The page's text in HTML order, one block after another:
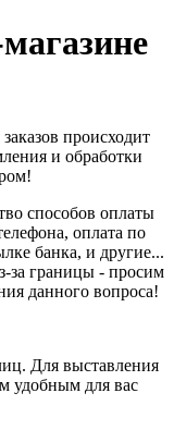
происходит
и обработки
способов оплаты
оплата по
банка, и другие...
за границы - просим
данного вопроса!
Для выставления
удобным для вас